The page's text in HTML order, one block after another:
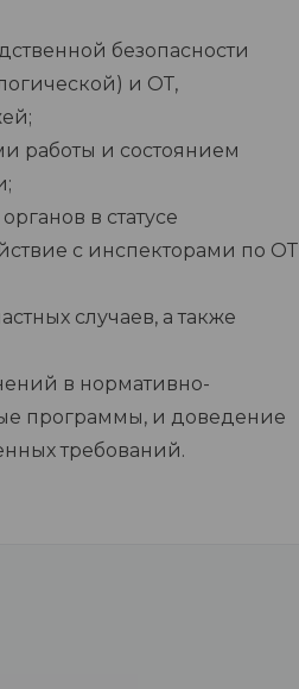
безопасности
и ОТ,
работы и состоянием
в статусе
с инспекторами по ОТ
случаев, а также
в нормативно-
программы, и доведение
требований.